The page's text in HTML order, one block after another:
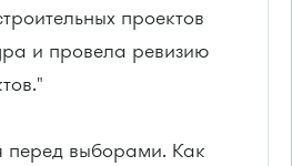
проектов
и провела ревизию
перед выборами. Как